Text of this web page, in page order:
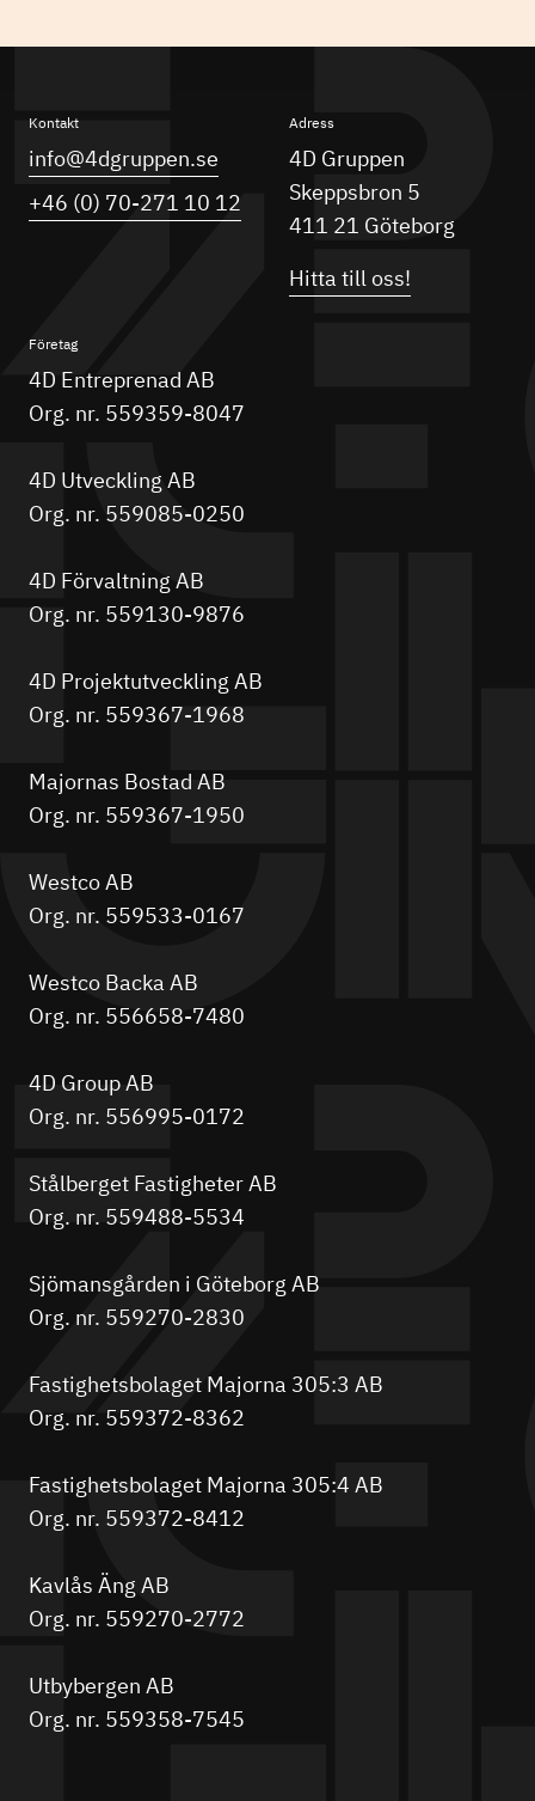
Kontakt
info@4dgruppen.se
+46 (0) 70-271 10 12
Adress
4D Gruppen
Skeppsbron 5
411 21 Göteborg
Hitta till oss!
Företag
4D Entreprenad AB
Org. nr. 559359-8047
4D Utveckling AB
Org. nr. 559085-0250
4D Förvaltning AB
Org. nr. 559130-9876
4D Projektutveckling AB
Org. nr. 559367-1968
Majornas Bostad AB
Org. nr. 559367-1950
Westco AB
Org. nr. 559533-0167
Westco Backa AB
Org. nr. 556658-7480
4D Group AB
Org. nr. 556995-0172
Stålberget Fastigheter AB
Org. nr. 559488-5534
Sjömansgården i Göteborg AB
Org. nr. 559270-2830
Fastighetsbolaget Majorna 305:3 AB
Org. nr. 559372-8362
Fastighetsbolaget Majorna 305:4 AB
Org. nr. 559372-8412
Kavlås Äng AB
Org. nr. 559270-2772
Utbybergen AB
Org. nr. 559358-7545